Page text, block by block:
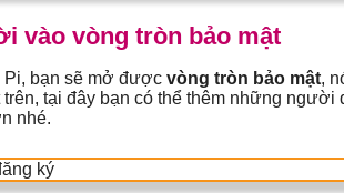
vào vòng tròn bảo mật
Pi, bạn sẽ mở được vòng tròn bảo mật,
trên, tại đây bạn có thể thêm những người
nhé.